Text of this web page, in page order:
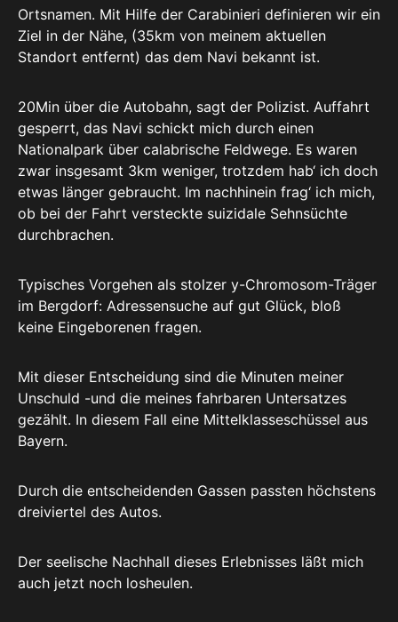
Ortsnamen. Mit Hilfe der Carabinieri definieren wir ein
Ziel in der Nähe, (35km von meinem aktuellen
Standort entfernt) das dem Navi bekannt ist.
20Min über die Autobahn, sagt der Polizist. Auffahrt
gesperrt, das Navi schickt mich durch einen
Nationalpark über calabrische Feldwege. Es waren
zwar insgesamt 3km weniger, trotzdem hab‘ ich doch
etwas länger gebraucht. Im nachhinein frag‘ ich mich,
ob bei der Fahrt versteckte suizidale Sehnsüchte
durchbrachen.
Typisches Vorgehen als stolzer y-Chromosom-Träger
im Bergdorf: Adressensuche auf gut Glück, bloß
keine Eingeborenen fragen.
Mit dieser Entscheidung sind die Minuten meiner
Unschuld -und die meines fahrbaren Untersatzes
gezählt. In diesem Fall eine Mittelklasseschüssel aus
Bayern.
Durch die entscheidenden Gassen passten höchstens
dreiviertel des Autos.
Der seelische Nachhall dieses Erlebnisses läßt mich
auch jetzt noch losheulen.